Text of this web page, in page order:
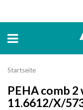
Startseite
PEHA comb 2
11.6612/X/